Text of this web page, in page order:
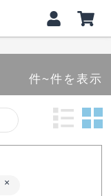
件~件を表示